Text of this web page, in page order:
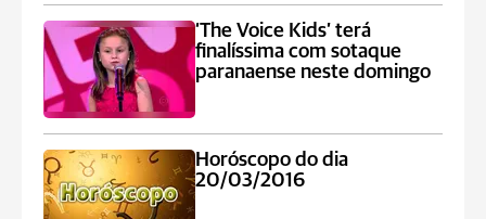
‘The Voice Kids’ terá
finalíssima com sotaque
paranaense neste domingo
Horóscopo do dia
20/03/2016